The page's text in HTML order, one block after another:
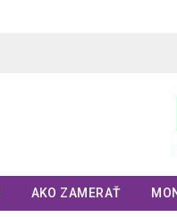
AKO ZAMERAŤ